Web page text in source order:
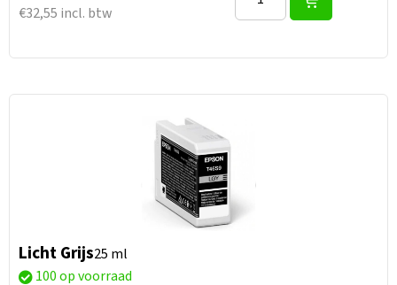
€32,55 incl. btw
Licht Grijs25 ml
100 op voorraad